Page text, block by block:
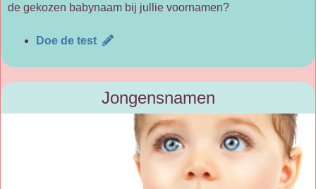
de gekozen babynaam bij jullie voornamen?
Doe de test
Jongensnamen